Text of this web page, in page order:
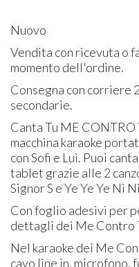
Nuovo
Vendita con ricevuta o
momento dell'ordine.
Consegna con corriere
secondarie.
Canta Tu ME CONTRO
macchina karaoke
con Sofi e Luì. Puoi
tablet grazie alle 2
Signor S e Ye Ye Ye Ni
Con foglio adesivi per
dettagli dei Me Contro
Nel karaoke dei Me
cavo line in, microfono,